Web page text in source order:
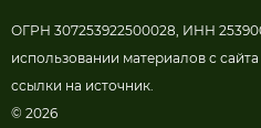
ОГРН 307253922500028, ИНН
использовании материалов с
ссылки на источник.
© 2026